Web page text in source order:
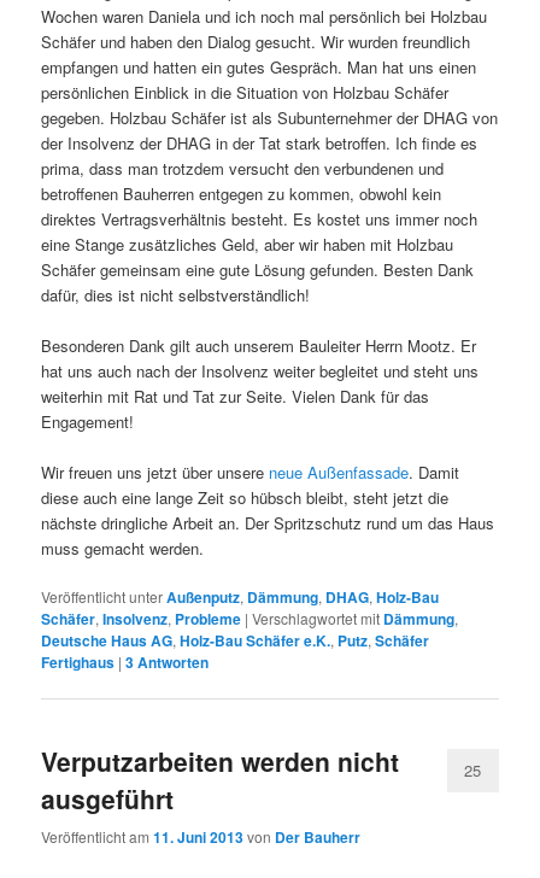
Wochen waren Daniela und ich noch mal persönlich bei Holzbau
Schäfer und haben den Dialog gesucht. Wir wurden freundlich
empfangen und hatten ein gutes Gespräch. Man hat uns einen
persönlichen Einblick in die Situation von Holzbau Schäfer
gegeben. Holzbau Schäfer ist als Subunternehmer der DHAG von
der Insolvenz der DHAG in der Tat stark betroffen. Ich finde es
prima, dass man trotzdem versucht den verbundenen und
betroffenen Bauherren entgegen zu kommen, obwohl kein
direktes Vertragsverhältnis besteht. Es kostet uns immer noch
eine Stange zusätzliches Geld, aber wir haben mit Holzbau
Schäfer gemeinsam eine gute Lösung gefunden. Besten Dank
dafür, dies ist nicht selbstverständlich!
Besonderen Dank gilt auch unserem Bauleiter Herrn Mootz. Er
hat uns auch nach der Insolvenz weiter begleitet und steht uns
weiterhin mit Rat und Tat zur Seite. Vielen Dank für das
Engagement!
Wir freuen uns jetzt über unsere neue Außenfassade. Damit
diese auch eine lange Zeit so hübsch bleibt, steht jetzt die
nächste dringliche Arbeit an. Der Spritzschutz rund um das Haus
muss gemacht werden.
Veröffentlicht unterAußenputz, Dämmung, DHAG,Holz-Bau
Schäfer,Insolvenz, Probleme |Verschlagwortet mit Dämmung,
Deutsche Haus AG,Holz-Bau Schäfer e.K., Putz,Schäfer
Fertighaus |3Antworten
Verputzarbeiten werden nicht
ausgeführt
Veröffentlicht am11. Juni 2013von Der Bauherr
25